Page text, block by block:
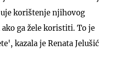
korištenje njihovog
ga žele koristiti. To je
kazala je Renata Jelušić